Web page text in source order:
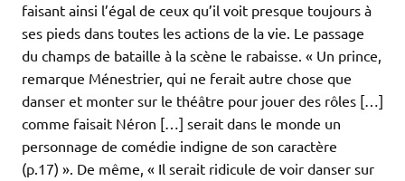
faisant ainsi l’égal de ceux qu’il voit presque toujours à
ses pieds dans toutes les actions de la vie. Le passage
du champs de bataille à la scène le rabaisse. « Un prince,
remarque Ménestrier, qui ne ferait autre chose que
danser et monter sur le théâtre pour jouer des rôles […]
comme faisait Néron […] serait dans le monde un
personnage de comédie indigne de son caractère
(p.17) ». De même, « Il serait ridicule de voir danser sur